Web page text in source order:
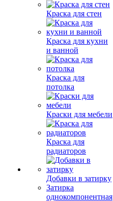
Краска для стен
Краска для кухни
и ванной
Краска для
потолка
Краски для мебели
Краска для
радиаторов
Добавки в затирку
Затирка
однокомпонентная